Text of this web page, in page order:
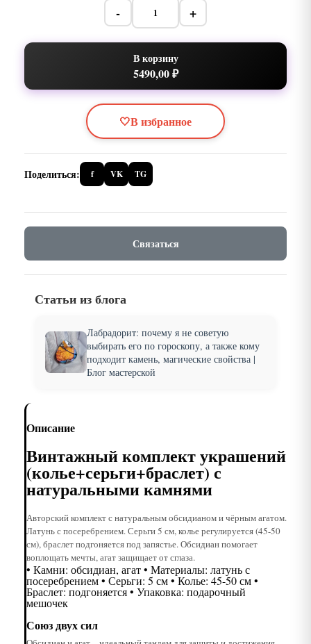
- +
В корзину
5490,00 ₽
🤍В избранное
Поделиться: f VK TG
Связаться
Статьи из блога
Лабрадорит: почему я не советую
выбирать его по гороскопу, а также кому
подходит камень, магические свойства |
Блог мастерской
Описание
Винтажный комплект украшений
(колье+серьги+браслет) с
натуральными камнями
Авторский комплект с натуральным обсидианом и чёрным агатом.
Латунь с посеребрением. Серьги 5 см, колье регулируется (45-50
см), браслет подгоняется под запястье. Обсидиан помогает
воплощать мечты, агат защищает от сглаза.
• Камни: обсидиан, агат • Материалы: латунь с
посеребрением • Серьги: 5 см • Колье: 45-50 см •
Браслет: подгоняется • Упаковка: подарочный
мешочек
Союз двух сил